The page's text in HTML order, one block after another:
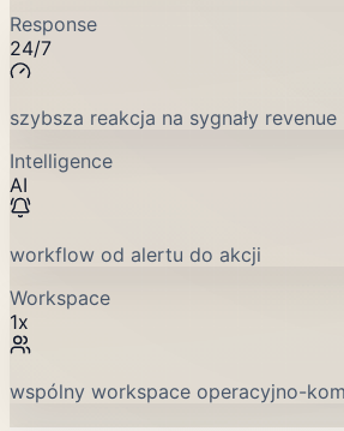
Response
24/7
szybsza reakcja na sygnały revenue
Intelligence
AI
workflow od alertu do akcji
Workspace
1x
wspólny workspace operacyjno-